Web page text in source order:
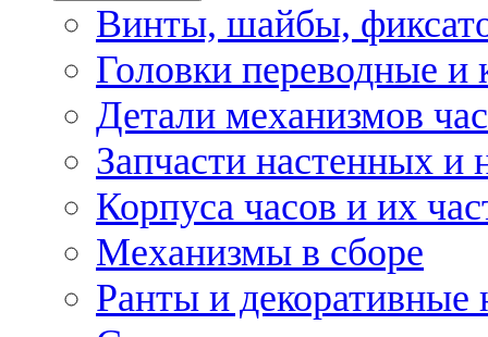
Винты, шайбы,
Головки переводные и
Детали механизмов
Запчасти настенных и
Корпуса часов и их
Механизмы в сборе
Ранты и декоративные